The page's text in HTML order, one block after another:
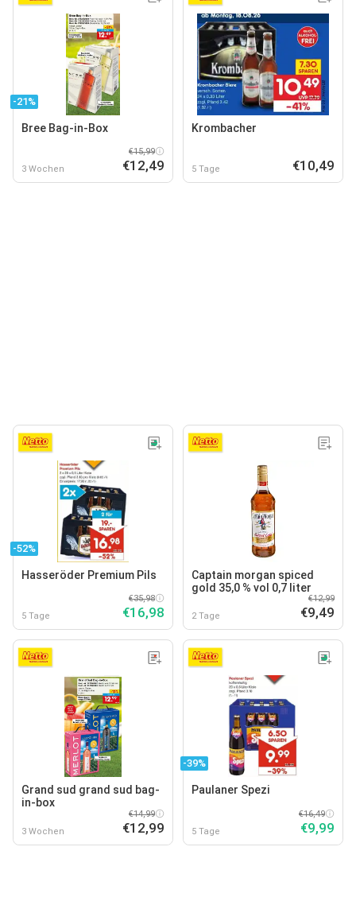
-21%
Bree Bag-in-Box
3 Wochen
€15,99
€12,49
Krombacher
5 Tage €10,49
-52%
Hasseröder Premium Pils
5 Tage
€35,98
€16,98
Captain morgan spiced
gold 35,0 % vol 0,7 liter
2 Tage
€12,99
€9,49
Grand sud grand sud bag-
in-box
3 Wochen
€14,99
€12,99
-39%
Paulaner Spezi
5 Tage
€16,49
€9,99